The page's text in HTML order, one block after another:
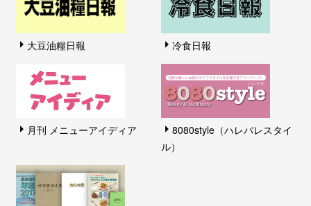
大豆油糧日報 冷食日報
月刊 メニューアイディア
8080style（ハレバレスタイ
ル）